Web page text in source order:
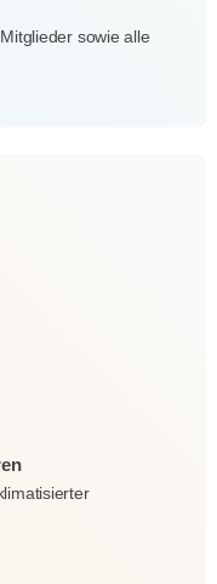
sowie alle